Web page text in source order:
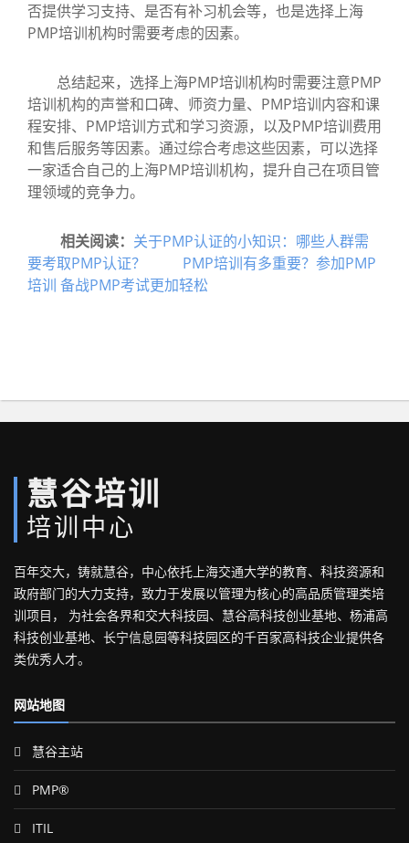
否提供学习支持、是否有补习机会等，也是选择上海
PMP培训机构时需要考虑的因素。
总结起来，选择上海PMP培训机构时需要注意PMP
培训机构的声誉和口碑、师资力量、PMP培训内容和课
程安排、PMP培训方式和学习资源，以及PMP培训费用
和售后服务等因素。通过综合考虑这些因素，可以选择
一家适合自己的上海PMP培训机构，提升自己在项目管
理领域的竞争力。
相关阅读： 关于PMP认证的小知识：哪些人群需
要考取PMP认证？
PMP培训有多重要？参加PMP
培训 备战PMP考试更加轻松
慧谷培训
培训中心
百年交大，铸就慧谷，中心依托上海交通大学的教育、科技资源和
政府部门的大力支持，致力于发展以管理为核心的高品质管理类培
训项目， 为社会各界和交大科技园、慧谷高科技创业基地、杨浦高
科技创业基地、长宁信息园等科技园区的千百家高科技企业提供各
类优秀人才。
网站地图
慧谷主站
PMP®
ITIL